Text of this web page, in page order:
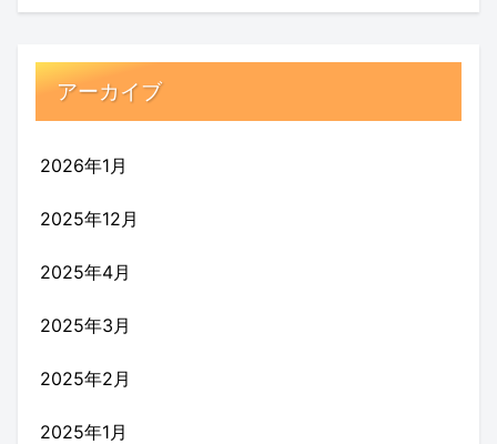
アーカイブ
2026年1月
2025年12月
2025年4月
2025年3月
2025年2月
2025年1月